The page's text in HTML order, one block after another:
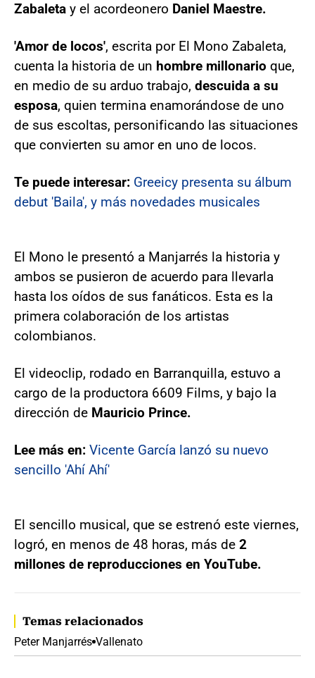
Zabaleta y el acordeonero Daniel Maestre.
'Amor de locos', escrita por El Mono Zabaleta,
cuenta la historia de un hombre millonario que,
en medio de su arduo trabajo, descuida a su
esposa, quien termina enamorándose de uno
de sus escoltas, personificando las situaciones
que convierten su amor en uno de locos.
Te puede interesar: Greeicy presenta su álbum
debut 'Baila', y más novedades musicales
El Mono le presentó a Manjarrés la historia y
ambos se pusieron de acuerdo para llevarla
hasta los oídos de sus fanáticos. Esta es la
primera colaboración de los artistas
colombianos.
El videoclip, rodado en Barranquilla, estuvo a
cargo de la productora 6609 Films, y bajo la
dirección de Mauricio Prince.
Lee más en: Vicente García lanzó su nuevo
sencillo 'Ahí Ahí'
El sencillo musical, que se estrenó este viernes,
logró, en menos de 48 horas, más de 2
millones de reproducciones en YouTube.
Temas relacionados
Peter Manjarrés Vallenato